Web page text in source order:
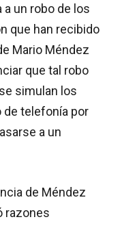
un robo de los
que han recibido
Mario Méndez
que tal robo
simulan los
de telefonía por
a un
de Méndez
razones